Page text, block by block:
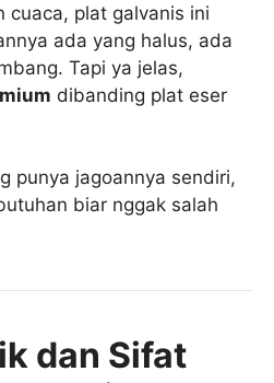
cuaca, plat galvanis ini
ada yang halus, ada
Tapi ya jelas,
dibanding plat eser
punya jagoannya sendiri,
biar nggak salah
dan Sifat